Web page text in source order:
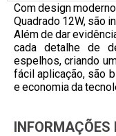
Com design
Quadrado 12W, são
Além de dar
cada detalhe de
espelhos, criando
fácil aplicação, são
e economia da